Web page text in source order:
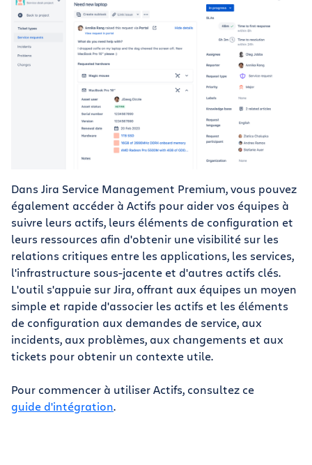
Dans Jira Service Management Premium, vous pouvez
également accéder à Actifs pour aider vos équipes à
suivre leurs actifs, leurs éléments de configuration et
leurs ressources afin d'obtenir une visibilité sur les
relations critiques entre les applications, les services,
l'infrastructure sous-jacente et d'autres actifs clés.
L'outil s'appuie sur Jira, offrant aux équipes un moyen
simple et rapide d'associer les actifs et les éléments
de configuration aux demandes de service, aux
incidents, aux problèmes, aux changements et aux
tickets pour obtenir un contexte utile.
Pour commencer à utiliser Actifs, consultez ce
guide d'intégration.